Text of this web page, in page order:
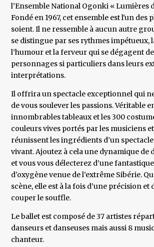
l’Ensemble National Ogonki « Lumières
Fondé en 1967, cet ensemble est l'un des
soient. Il ne ressemble à aucun autre
se distingue par ses rythmes impétueux,
l’humour et la ferveur qui se dégagent
personnages si particuliers dans leurs
interprétations.
Il offrira un spectacle exceptionnel qui
de vous soulever les passions. Véritable
innombrables tableaux et les 300
couleurs vives portés par les musiciens
réunissent les ingrédients d’un
vivant. Ajoutez à cela une dynamique de
et vous vous délecterez d’une
d'oxygène venue de l’extrême Sibérie.
scène, elle est à la fois d’une précision et
couper le souffle.
Le ballet est composé de 37 artistes
danseurs et danseuses mais aussi 8
chanteur.